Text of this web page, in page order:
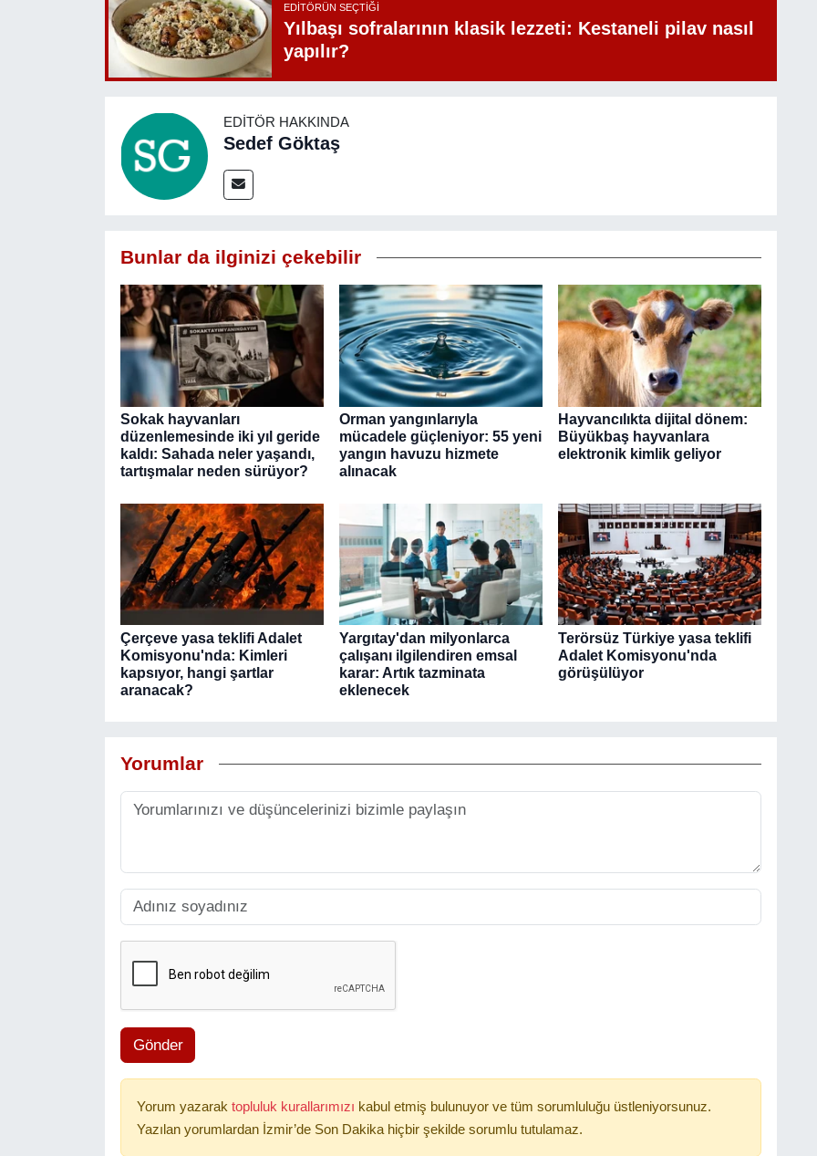
EDITÖRÜN SEÇTIĞI
Yılbaşı sofralarının klasik lezzeti: Kestaneli pilav nasıl
yapılır?
EDITÖR HAKKINDA
Sedef Göktaş
Bunlar da ilginizi çekebilir
Sokak hayvanları
düzenlemesinde iki yıl geride
kaldı: Sahada neler yaşandı,
tartışmalar neden sürüyor?
Orman yangınlarıyla
mücadele güçleniyor: 55 yeni
yangın havuzu hizmete
alınacak
Hayvancılıkta dijital dönem:
Büyükbaş hayvanlara
elektronik kimlik geliyor
Çerçeve yasa teklifi Adalet
Komisyonu'nda: Kimleri
kapsıyor, hangi şartlar
aranacak?
Yargıtay'dan milyonlarca
çalışanı ilgilendiren emsal
karar: Artık tazminata
eklenecek
Terörsüz Türkiye yasa teklifi
Adalet Komisyonu'nda
görüşülüyor
Yorumlar
Gönder
Yorum yazarak topluluk kurallarımızı kabul etmiş bulunuyor ve tüm sorumluluğu üstleniyorsunuz.
Yazılan yorumlardan İzmir’de Son Dakika hiçbir şekilde sorumlu tutulamaz.